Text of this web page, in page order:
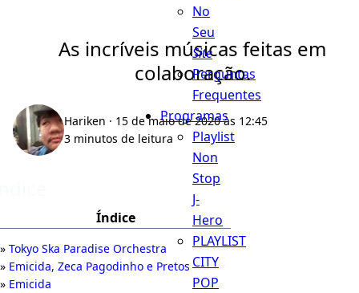
No
Seu
Site
Perguntas
Frequentes
Programas
Playlist
Non
Stop
J-
Hero
PLAYLIST
CITY
POP
As incríveis músicas feitas em
colaboração.
Hariken · 15 de maio de 2020 às 12:45
3 minutos de leitura
Índice
Tokyo Ska Paradise Orchestra
Emicida, Zeca Pagodinho e Pretos
Emicida